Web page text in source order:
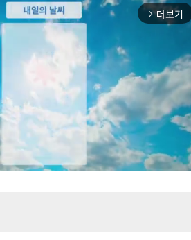
arrow_forward_ios 더보기